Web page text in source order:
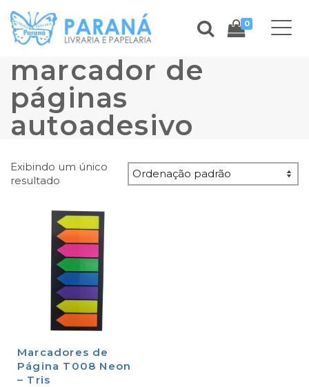
0
marcador de
páginas
autoadesivo
Exibindo um único
resultado
Marcadores de
Página T008 Neon
– Tris